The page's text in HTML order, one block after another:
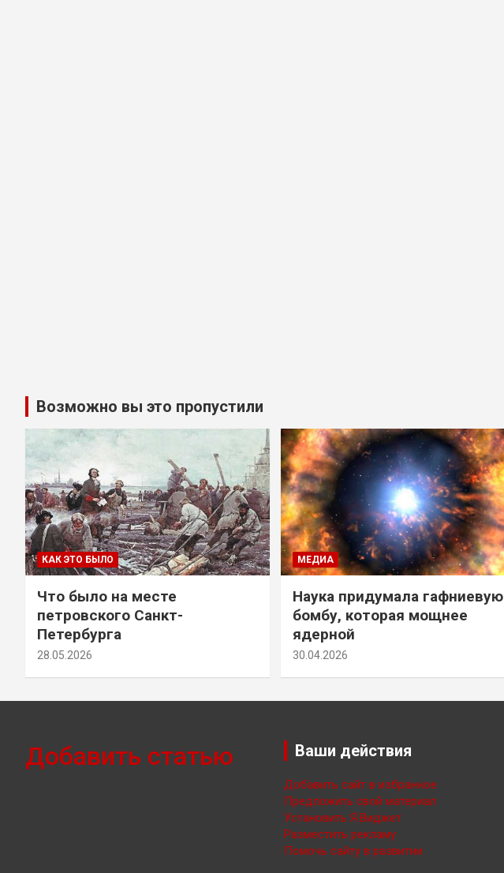
Возможно вы это пропустили
КАК ЭТО БЫЛО
Что было на месте
петровского Санкт-
Петербурга
28.05.2026
МЕДИА
Наука придумала гафниевую
бомбу, которая мощнее
ядерной
30.04.2026
Добавить статью Ваши действия
Добавить сайт в избранное
Предложить свой материал
Установить Я.Виджет
Разместить рекламу
Помочь сайту в развитии